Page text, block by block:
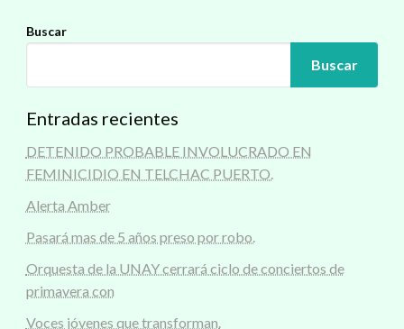
Buscar
Buscar
Entradas recientes
DETENIDO PROBABLE INVOLUCRADO EN
FEMINICIDIO EN TELCHAC PUERTO.
Alerta Amber
Pasará mas de 5 años preso por robo.
Orquesta de la UNAY cerrará ciclo de conciertos de
primavera con
Voces jóvenes que transforman.